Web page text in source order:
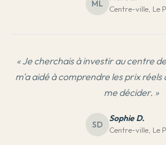
ML
Centre-ville, Le
« Je cherchais à investir au centre
m'a aidé à comprendre les prix
me décider. »
SD
Sophie D.
Centre-ville, Le